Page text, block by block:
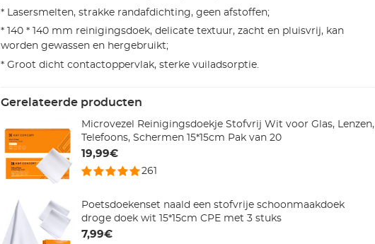
* Lasersmelten, strakke randafdichting, geen afstoffen;
* 140 * 140 mm reinigingsdoek, delicate textuur, zacht en pluisvrij, kan
worden gewassen en hergebruikt;
* Groot dicht contactoppervlak, sterke vuiladsorptie.
Gerelateerde producten
Microvezel Reinigingsdoekje Stofvrij Wit voor Glas, Lenzen,
Telefoons, Schermen 15*15cm Pak van 20
19,99€
261
Poetsdoekenset naald een stofvrije schoonmaakdoek
droge doek wit 15*15cm CPE met 3 stuks
7,99€